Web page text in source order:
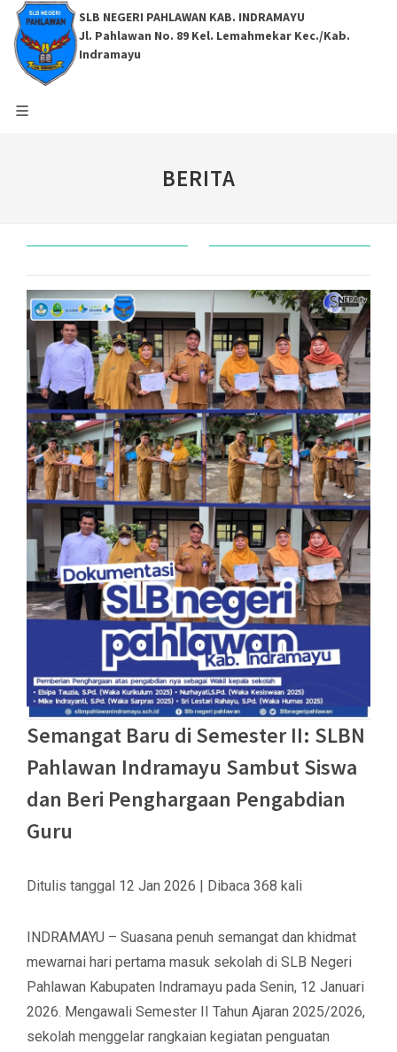
SLB NEGERI PAHLAWAN KAB. INDRAMAYU
Jl. Pahlawan No. 89 Kel. Lemahmekar Kec./Kab.
Indramayu
BERITA
Semangat Baru di Semester II: SLBN
Pahlawan Indramayu Sambut Siswa
dan Beri Penghargaan Pengabdian
Guru
Ditulis tanggal 12 Jan 2026 | Dibaca 368 kali
INDRAMAYU – Suasana penuh semangat dan khidmat
mewarnai hari pertama masuk sekolah di SLB Negeri
Pahlawan Kabupaten Indramayu pada Senin, 12 Januari
2026. Mengawali Semester II Tahun Ajaran 2025/2026,
sekolah menggelar rangkaian kegiatan penguatan